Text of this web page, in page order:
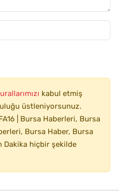
kabul etmiş
üstleniyorsunuz.
| Bursa Haberleri, Bursa
Bursa Haber, Bursa
Dakika hiçbir şekilde